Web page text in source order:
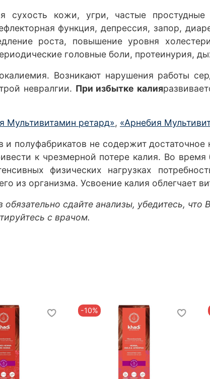
сухость кожи, угри, частые простудные
функция, депрессия, запор,
роста, повышение уровня
головные боли, протеинурия,
Возникают нарушения работы
невралгии. При избытке калия
Мультивитамин ретард», «Арнебия
и полуфабрикатов не содержит
к чрезмерной потере калия. Во
физических нагрузках
из организма. Усвоение калия облегчает
сдайте анализы, убедитесь, что
с врачом.
-10%